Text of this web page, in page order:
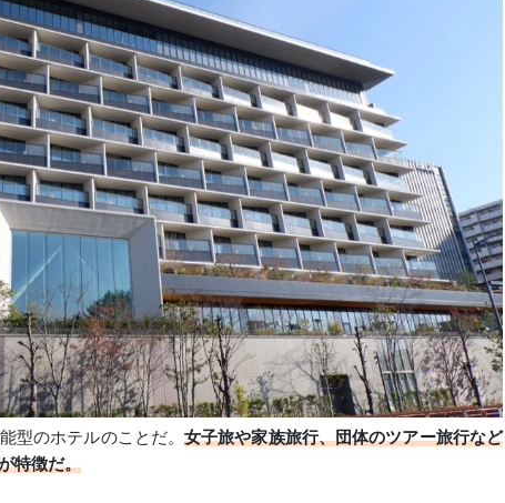
型のホテルのことだ。女子旅や家族旅行、団体のツアー旅行など
特徴だ。